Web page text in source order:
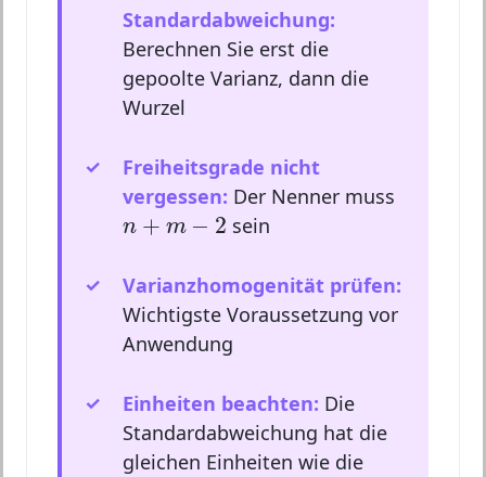
Standardabweichung:
Berechnen Sie erst die
gepoolte Varianz, dann die
Wurzel
Freiheitsgrade nicht
vergessen: Der Nenner muss
n + m − 2
n m− sein
Varianzhomogenität prüfen:
Wichtigste Voraussetzung vor
Anwendung
Einheiten beachten: Die
Standardabweichung hat die
gleichen Einheiten wie die